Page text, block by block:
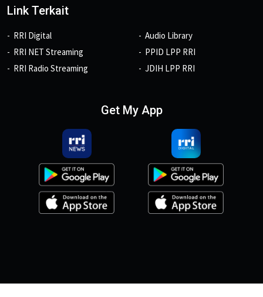
Link Terkait
RRI Digital
RRI NET Streaming
RRI Radio Streaming
Audio Library
PPID LPP RRI
JDIH LPP RRI
Get My App